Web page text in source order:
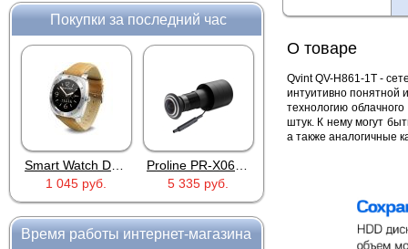
Покупки за последний час
5 335 руб.
RTU5024
2 690 руб.
Время работы интернет-магазина
О товаре
Qvint QV-H861-1T -
интуитивно понятной
технологию
штук. К нему могут
а также аналогичные